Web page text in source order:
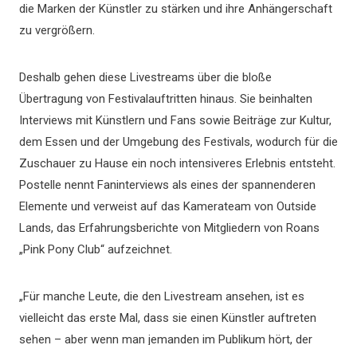
die Marken der Künstler zu stärken und ihre Anhängerschaft
zu vergrößern.
Deshalb gehen diese Livestreams über die bloße
Übertragung von Festivalauftritten hinaus. Sie beinhalten
Interviews mit Künstlern und Fans sowie Beiträge zur Kultur,
dem Essen und der Umgebung des Festivals, wodurch für die
Zuschauer zu Hause ein noch intensiveres Erlebnis entsteht.
Postelle nennt Faninterviews als eines der spannenderen
Elemente und verweist auf das Kamerateam von Outside
Lands, das Erfahrungsberichte von Mitgliedern von Roans
„Pink Pony Club“ aufzeichnet.
„Für manche Leute, die den Livestream ansehen, ist es
vielleicht das erste Mal, dass sie einen Künstler auftreten
sehen – aber wenn man jemanden im Publikum hört, der